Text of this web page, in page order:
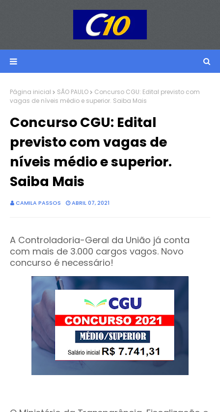
Página inicial SÃO PAULO
Concurso CGU: Edital previsto com
vagas de níveis médio e superior. Saiba Mais
Concurso CGU: Edital
previsto com vagas de
níveis médio e superior.
Saiba Mais
CAMILA PASSOS ABRIL 07, 2021
A Controladoria-Geral da União já conta
com mais de 3.000 cargos vagos. Novo
concurso é necessário!